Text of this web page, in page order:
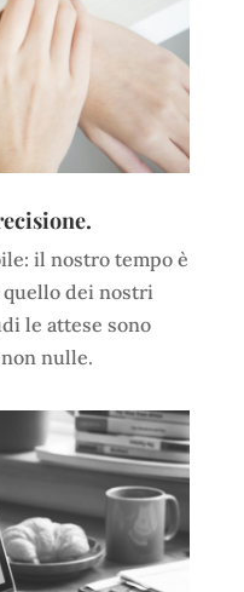
il nostro tempo è
quello dei nostri
le attese sono
nulle.